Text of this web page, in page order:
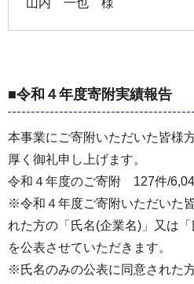
■令和４年度寄附実績報告
本事業にご寄附いただいた皆様
厚く御礼申し上げます。
令和４年度のご寄附 127件/
※令和４年度ご寄附いただいた
れた方の「氏名(企業名)」又は「
を公表させていただきます。
※氏名のみの公表に同意された